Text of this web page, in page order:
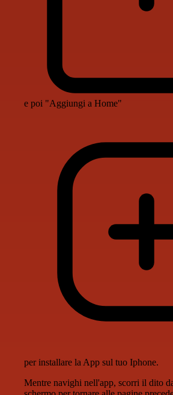
e poi "Aggiungi a Home"
per installare la App sul tuo Iphone.
Mentre navighi nell'app, scorri il dito